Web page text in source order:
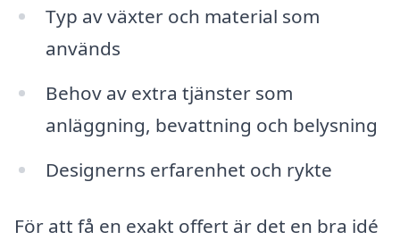
Typ av växter och material som
används
Behov av extra tjänster som
anläggning, bevattning och belysning
Designerns erfarenhet och rykte
För att få en exakt offert är det en bra idé